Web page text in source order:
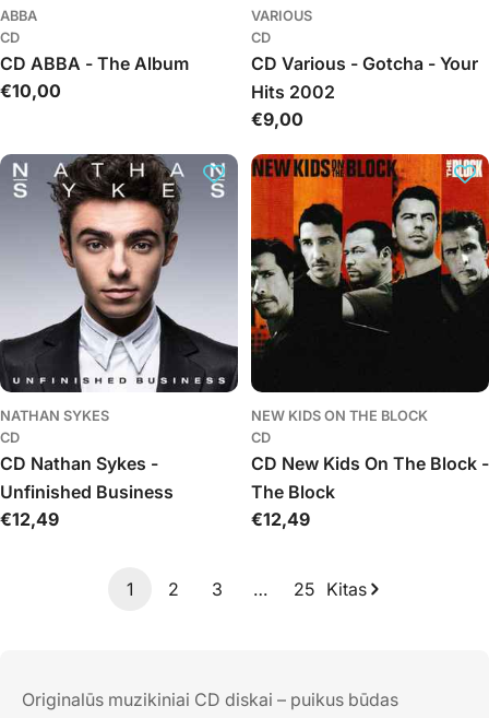
ABBA
CD
CD ABBA - The Album
Įprasta
€10,00
VARIOUS
CD
CD Various - Gotcha - Your
Hits 2002
Įprasta
€9,00
NATHAN SYKES
CD
CD Nathan Sykes -
Unfinished Business
Įprasta
€12,49
NEW KIDS ON THE BLOCK
CD
CD New Kids On The Block -
The Block
Įprasta
€12,49
1 2 3 … 25 Kitas
Originalūs muzikiniai CD diskai – puikus būdas